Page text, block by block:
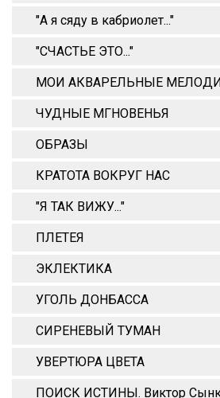
"А я сяду в кабриолет..."
"СЧАСТЬЕ ЭТО..."
МОИ АКВАРЕЛЬНЫЕ
ЧУДНЫЕ МГНОВЕНЬЯ
ОБРАЗЫ
КРАТОТА ВОКРУГ НАС
"Я ТАК ВИЖУ..."
ПЛЕТЕЯ
ЭКЛЕКТИКА
УГОЛЬ ДОНБАССА
СИРЕНЕВЫЙ ТУМАН
УВЕРТЮРА ЦВЕТА
ПОИСК ИСТИНЫ. Виктор